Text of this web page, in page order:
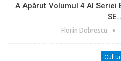
A Apărut Volumul 4 Al Seriei
SE…
Florin Dobrescu